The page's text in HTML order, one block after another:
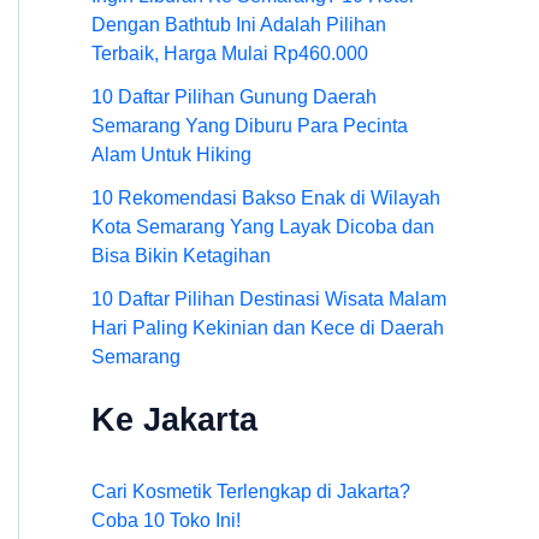
Dengan Bathtub Ini Adalah Pilihan
Terbaik, Harga Mulai Rp460.000
10 Daftar Pilihan Gunung Daerah
Semarang Yang Diburu Para Pecinta
Alam Untuk Hiking
10 Rekomendasi Bakso Enak di Wilayah
Kota Semarang Yang Layak Dicoba dan
Bisa Bikin Ketagihan
10 Daftar Pilihan Destinasi Wisata Malam
Hari Paling Kekinian dan Kece di Daerah
Semarang
Ke Jakarta
Cari Kosmetik Terlengkap di Jakarta?
Coba 10 Toko Ini!